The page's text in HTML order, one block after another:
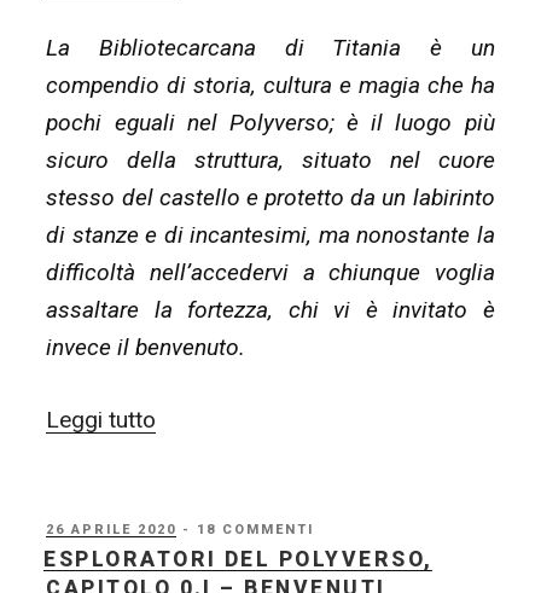
selva,
la
sfinge
ed
il
drago”
La Bibliotecarcana di Titania è un
compendio di storia, cultura e magia che ha
pochi eguali nel Polyverso; è il luogo più
sicuro della struttura, situato nel cuore
stesso del castello e protetto da un labirinto
di stanze e di incantesimi, ma nonostante la
difficoltà nell’accedervi a chiunque voglia
assaltare la fortezza, chi vi è invitato è
invece il benvenuto.
Leggi tutto
capitolo
0.II
PUBBLICATO
IL
26 APRILE 2020 - 18 COMMENTI
ESPLORATORI DEL POLYVERSO,